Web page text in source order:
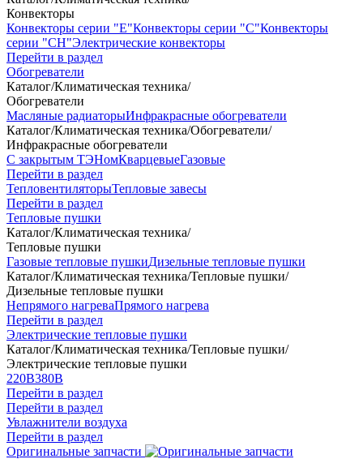
Конвекторы
Конвекторы серии "Е"Конвекторы серии "С"Конвекторы
серии "СН"Электрические конвекторы
Перейти в раздел
Обогреватели
Каталог/Климатическая техника/
Обогреватели
Масляные радиаторыИнфракрасные обогреватели
Каталог/Климатическая техника/Обогреватели/
Инфракрасные обогреватели
С закрытым ТЭНомКварцевыеГазовые
Перейти в раздел
ТепловентиляторыТепловые завесы
Перейти в раздел
Тепловые пушки
Каталог/Климатическая техника/
Тепловые пушки
Газовые тепловые пушкиДизельные тепловые пушки
Каталог/Климатическая техника/Тепловые пушки/
Дизельные тепловые пушки
Непрямого нагреваПрямого нагрева
Перейти в раздел
Электрические тепловые пушки
Каталог/Климатическая техника/Тепловые пушки/
Электрические тепловые пушки
220В380В
Перейти в раздел
Перейти в раздел
Увлажнители воздуха
Перейти в раздел
Оригинальные запчасти